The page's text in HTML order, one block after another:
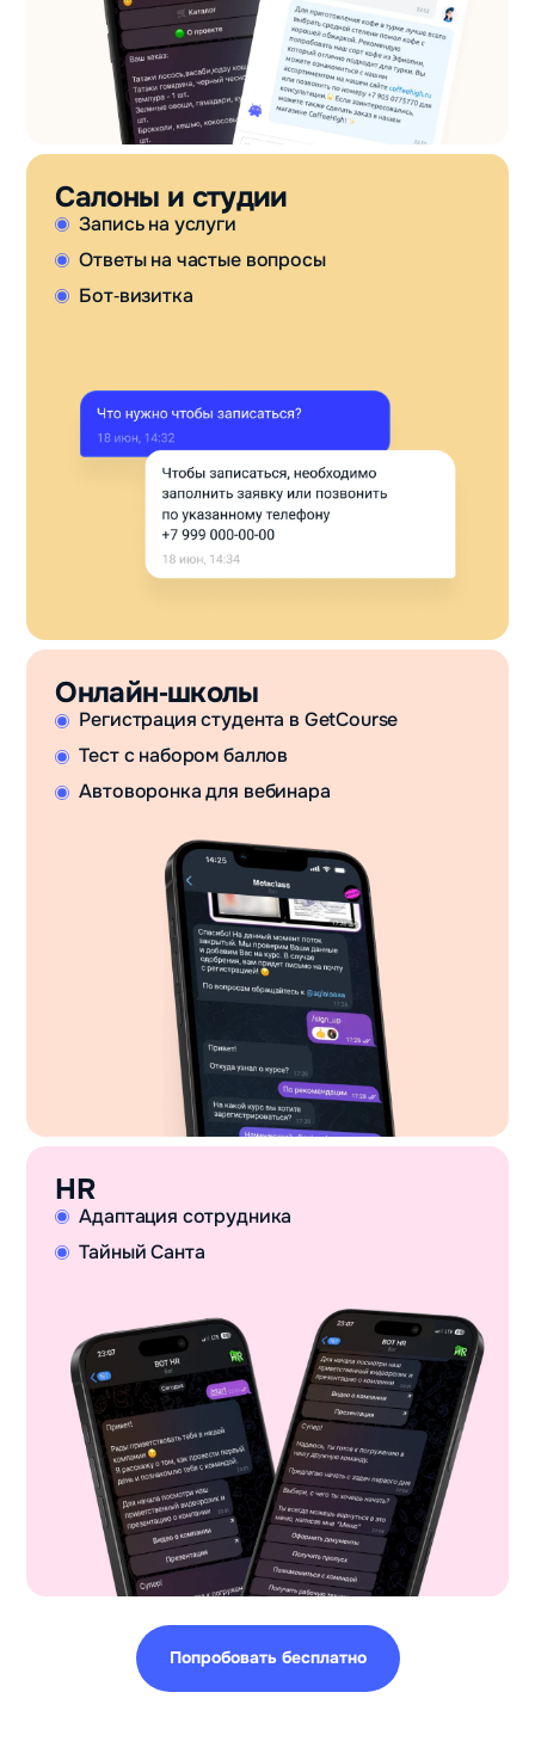
Салоны и студии
Запись на услуги
Ответы на частые вопросы
Бот‑визитка
Онлайн‑школы
Регистрация студента в GetCourse
Тест с набором баллов
Автоворонка для вебинара
HR
Адаптация сотрудника
Тайный Санта
Попробовать бесплатно